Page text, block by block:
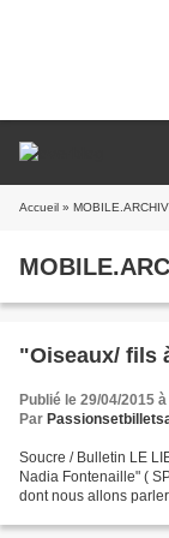
Accueil »
"Oiseaux/ fils
Publié le 29/04/2015
Par
Soucre / Bulletin LE
Nadia Fontenaille" (
dont nous allons